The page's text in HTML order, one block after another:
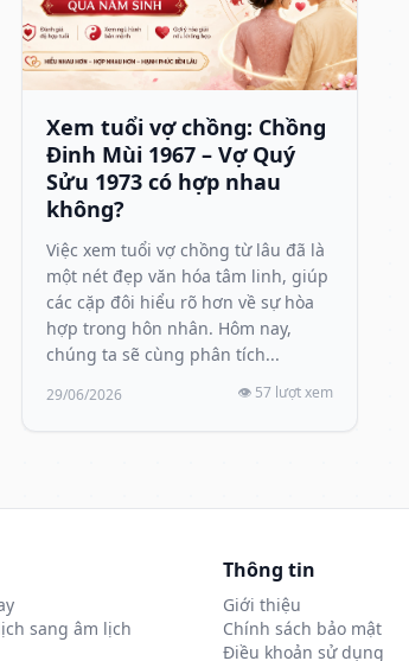
Xem tuổi vợ chồng: Chồng
Đinh Mùi 1967 – Vợ Quý
Sửu 1973 có hợp nhau
không?
Việc xem tuổi vợ chồng từ lâu đã là
một nét đẹp văn hóa tâm linh, giúp
các cặp đôi hiểu rõ hơn về sự hòa
hợp trong hôn nhân. Hôm nay,
chúng ta sẽ cùng phân tích...
29/06/2026 👁️ 57 lượt xem
sang âm lịch
Thông tin
Giới thiệu
Chính sách bảo mật
Điều khoản sử dụng